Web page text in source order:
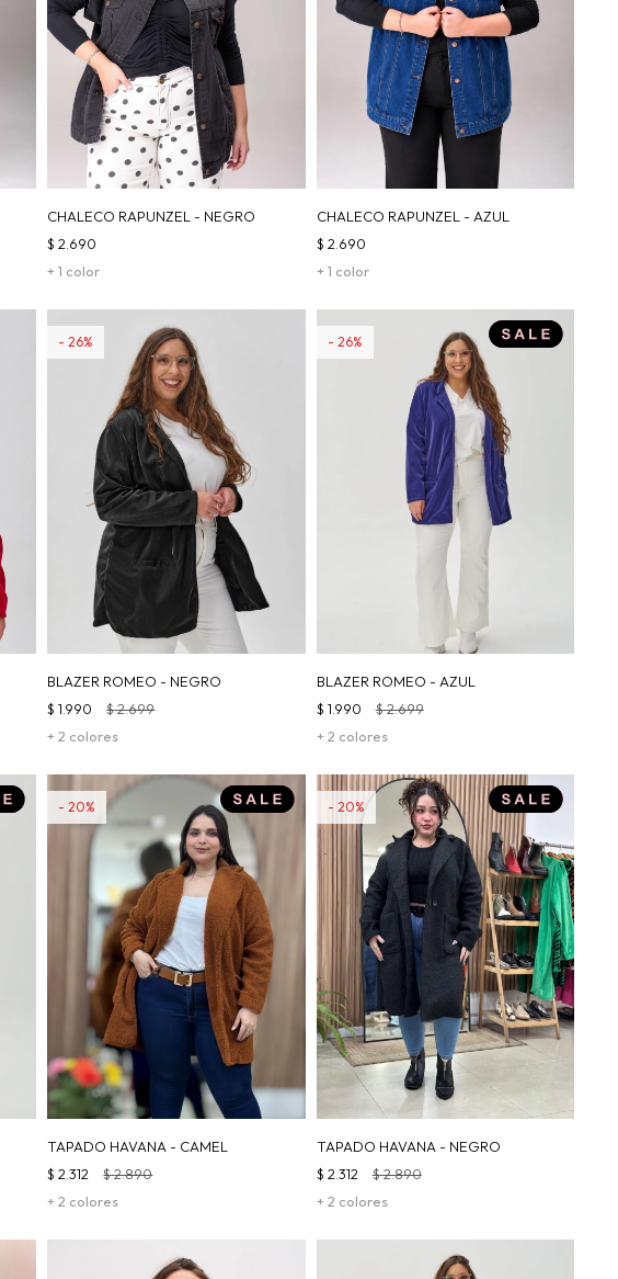
CHALECO RAPUNZEL - NEGRO
+ 1 color
$ 2.690
CHALECO RAPUNZEL - AZUL
+ 1 color
$ 2.690
BLAZER ROMEO - NEGRO
+ 2 colores
$ 1.990 $2.699
26
BLAZER ROMEO - AZUL
+ 2 colores
$ 1.990 $2.699
26
TAPADO HAVANA - CAMEL
+ 2 colores
$ 2.312 $2.890
20
TAPADO HAVANA - NEGRO
+ 2 colores
$ 2.312 $2.890
20